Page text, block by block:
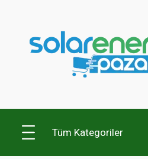
Tüm Kategoriler